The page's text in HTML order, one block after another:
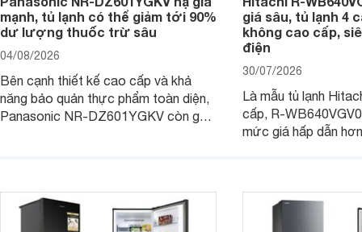
mạnh, tủ lạnh có thể giảm tới 90%
dư lượng thuốc trừ sâu
04/08/2026
Bên cạnh thiết kế cao cấp và khả
năng bảo quản thực phẩm toàn diện,
Panasonic NR-DZ601YGKV còn gây
giá sâu, tủ lạnh 4
không cao cấp,
điện
30/07/2026
Là mẫu tủ lạnh
cấp, R-
mức giá hấp dẫn
nhiều công nghệ.